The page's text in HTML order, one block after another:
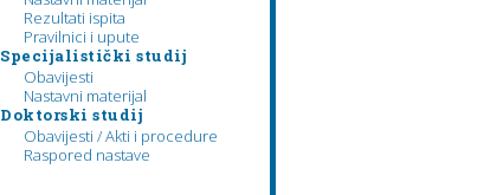
Rezultati ispita
Pravilnici i upute
Specijalistički studij
Obavijesti
Nastavni materijal
Doktorski studij
Obavijesti / Akti i procedure
Raspored nastave